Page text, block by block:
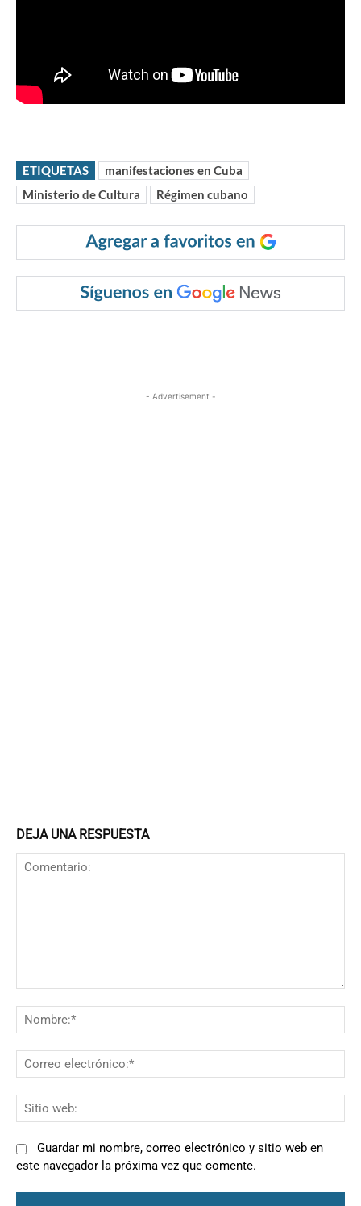
ETIQUETAS
manifestaciones en Cuba
Ministerio de Cultura
Régimen cubano
- Advertisement -
DEJA UNA RESPUESTA
Guardar mi nombre, correo electrónico y sitio web en
este navegador la próxima vez que comente.